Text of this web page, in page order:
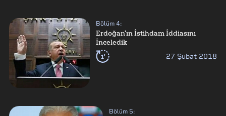
Bölüm 4:
Erdoğan'ın İstihdam İddiasını
İnceledik
1' 27 Şubat 2018
Bölüm 5: